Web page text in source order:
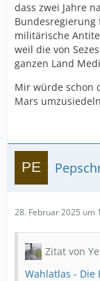
dass zwei Jahre
Bundesregierung
militärische
weil die von
ganzen Land
Mir würde schon
Mars
28. Februar 2025 um
Zitat von
Wahlatlas -